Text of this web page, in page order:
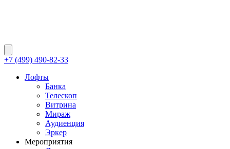
+7 (499) 490-82-33
Лофты
Банка
Телескоп
Витрина
Мираж
Аудиенция
Эркер
Мероприятия